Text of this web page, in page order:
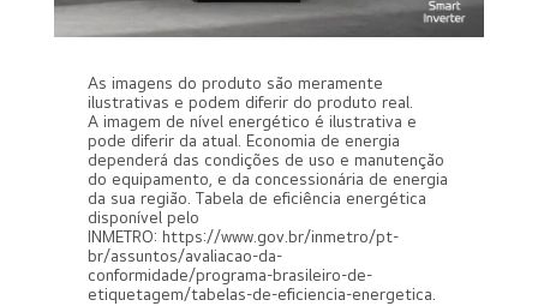
As imagens do produto são meramente
ilustrativas e podem diferir do produto real.
A imagem de nível energético é ilustrativa e
pode diferir da atual. Economia de energia
dependerá das condições de uso e manutenção
do equipamento, e da concessionária de energia
da sua região. Tabela de eficiência energética
disponível pelo
INMETRO: https://www.gov.br/inmetro/pt-
br/assuntos/avaliacao-da-
conformidade/programa-brasileiro-de-
etiquetagem/tabelas-de-eficiencia-energetica.